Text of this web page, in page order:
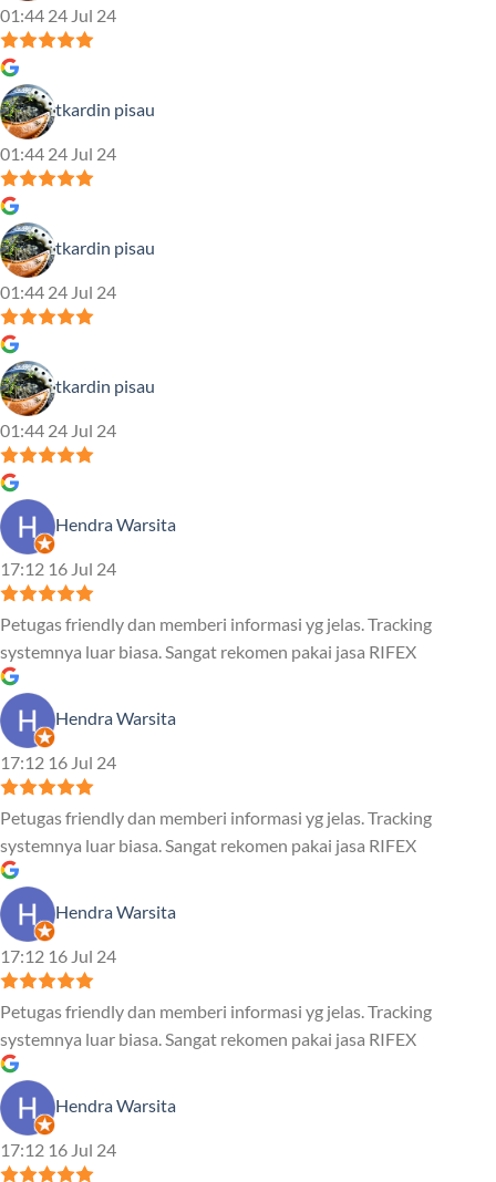
01:44 24 Jul 24
tkardin pisau
01:44 24 Jul 24
tkardin pisau
01:44 24 Jul 24
tkardin pisau
01:44 24 Jul 24
Hendra Warsita
17:12 16 Jul 24
Petugas friendly dan memberi informasi yg jelas. Tracking
systemnya luar biasa. Sangat rekomen pakai jasa RIFEX
Hendra Warsita
17:12 16 Jul 24
Petugas friendly dan memberi informasi yg jelas. Tracking
systemnya luar biasa. Sangat rekomen pakai jasa RIFEX
Hendra Warsita
17:12 16 Jul 24
Petugas friendly dan memberi informasi yg jelas. Tracking
systemnya luar biasa. Sangat rekomen pakai jasa RIFEX
Hendra Warsita
17:12 16 Jul 24